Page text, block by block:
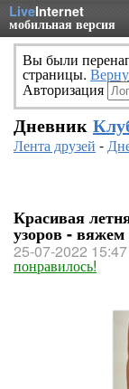
LiveInternet
мобильная версия
Вы были
страницы.
Авторизация
Дневник
Лента друзей -
Красивая
узоров -
25-07-2022 15:47
понравилось!